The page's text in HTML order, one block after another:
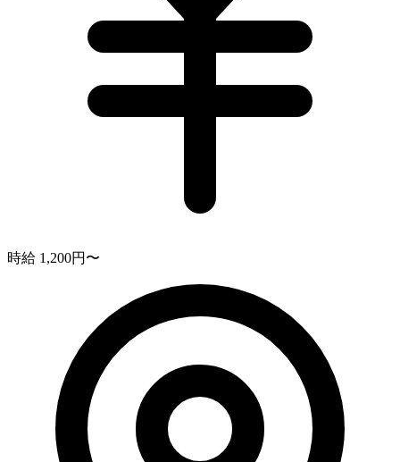
時給 1,200円〜